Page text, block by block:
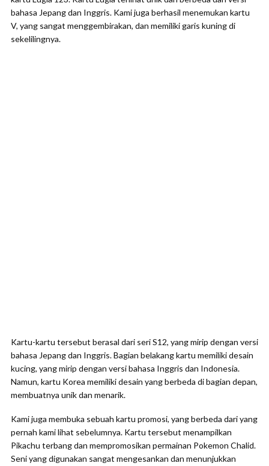
bahasa Jepang dan Inggris. Kami juga berhasil menemukan kartu
V, yang sangat menggembirakan, dan memiliki garis kuning di
sekelilingnya.
Kartu-kartu tersebut berasal dari seri S12, yang mirip dengan versi
bahasa Jepang dan Inggris. Bagian belakang kartu memiliki desain
kucing, yang mirip dengan versi bahasa Inggris dan Indonesia.
Namun, kartu Korea memiliki desain yang berbeda di bagian depan,
membuatnya unik dan menarik.
Kami juga membuka sebuah kartu promosi, yang berbeda dari yang
pernah kami lihat sebelumnya. Kartu tersebut menampilkan
Pikachu terbang dan mempromosikan permainan Pokemon Chalid.
Seni yang digunakan sangat mengesankan dan menunjukkan